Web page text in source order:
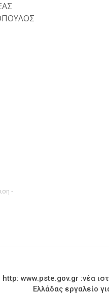
-
http: www.pste.gov.gr :νέα
Ελλάδας εργαλείο